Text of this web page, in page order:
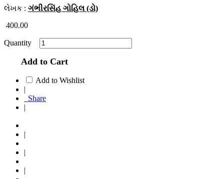
લેખક : ગંભીરસિંહ ગોહિલ (ડો)
400.00
Quantity
Add to Cart
Add to Wishlist
|
Share
|
|
|
|